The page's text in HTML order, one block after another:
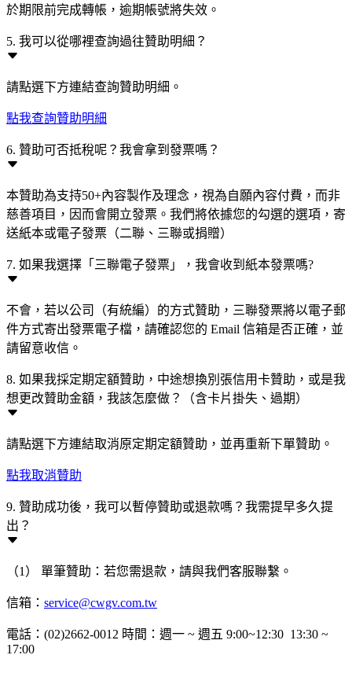
於期限前完成轉帳，逾期帳號將失效。
5. 我可以從哪裡查詢過往贊助明細？
請點選下方連結查詢贊助明細。
點我查詢贊助明細
6. 贊助可否抵稅呢？我會拿到發票嗎？
本贊助為支持50+內容製作及理念，視為自願內容付費，而非
慈善項目，因而會開立發票。我們將依據您的勾選的選項，寄
送紙本或電子發票（二聯、三聯或捐贈）
7. 如果我選擇「三聯電子發票」，我會收到紙本發票嗎?
不會，若以公司（有統編）的方式贊助，三聯發票將以電子郵
件方式寄出發票電子檔，請確認您的 Email 信箱是否正確，並
請留意收信。
8. 如果我採定期定額贊助，中途想換別張信用卡贊助，或是我
想更改贊助金額，我該怎麼做？（含卡片掛失、過期）
請點選下方連結取消原定期定額贊助，並再重新下單贊助。
點我取消贊助
9. 贊助成功後，我可以暫停贊助或退款嗎？我需提早多久提
出？
（1） 單筆贊助：若您需退款，請與我們客服聯繫。
信箱： service@cwgv.com.tw
電話：(02)2662-0012 時間：週一 ~ 週五 9:00~12:30 13:30 ~
17:00